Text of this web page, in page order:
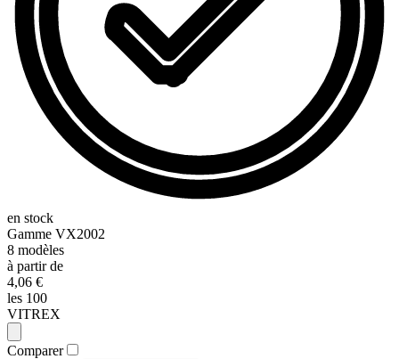
en stock
Gamme VX2002
8 modèles
à partir de
4,06 €
les 100
VITREX
Comparer